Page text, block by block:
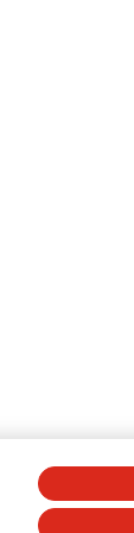
Member of A1